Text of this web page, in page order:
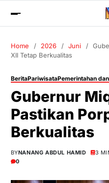
Home 2026 Juni
XII Tetap Berkualitas
BeritaPariwisataPemerintahan
Gubernur
Pastikan
Berkualitas
BYNANANG ABDUL HAMID 3
0